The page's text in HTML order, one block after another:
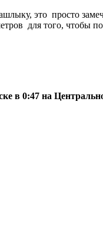
это просто
для того, чтобы
в 0:47 на